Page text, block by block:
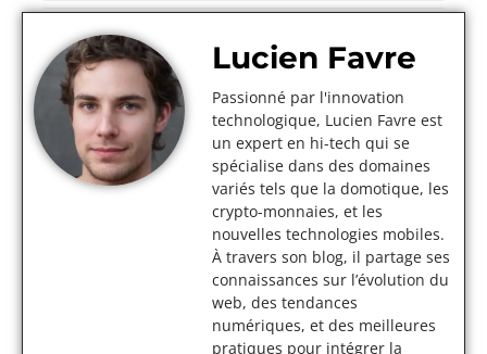
Lucien Favre
Passionné par l'innovation
technologique, Lucien Favre est
un expert en hi-tech qui se
spécialise dans des domaines
variés tels que la domotique, les
crypto-monnaies, et les
nouvelles technologies mobiles.
À travers son blog, il partage ses
connaissances sur l’évolution du
web, des tendances
numériques, et des meilleures
pratiques pour intégrer la